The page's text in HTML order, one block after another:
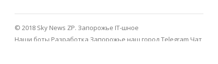
© 2018 Sky News ZP. Запорожье IT-шное
Наши боты Разработка Запорожье наш город Telegram Чат